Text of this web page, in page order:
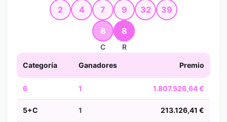
2 4 7 9 32 39
8
C
8
R
Categoría Ganadores Premio
6 1 1.807.526,64 €
5+C 1 213.126,41 €